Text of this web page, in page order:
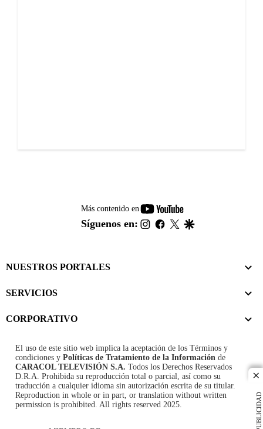
PUBLICIDAD
Más contenido en
youtube-
footer
Síguenos en: instagram
facebook
twitter
NUESTROS PORTALES
SERVICIOS
CORPORATIVO
El uso de este sitio web implica la aceptación de los Términos y
condiciones y Políticas de Tratamiento de la Información de
CARACOL TELEVISIÓN S.A. Todos los Derechos Reservados
D.R.A. Prohibida su reproducción total o parcial, así como su
traducción a cualquier idioma sin autorización escrita de su titular.
Reproduction in whole or in part, or translation without written
permission is prohibited. All rights reserved 2025.